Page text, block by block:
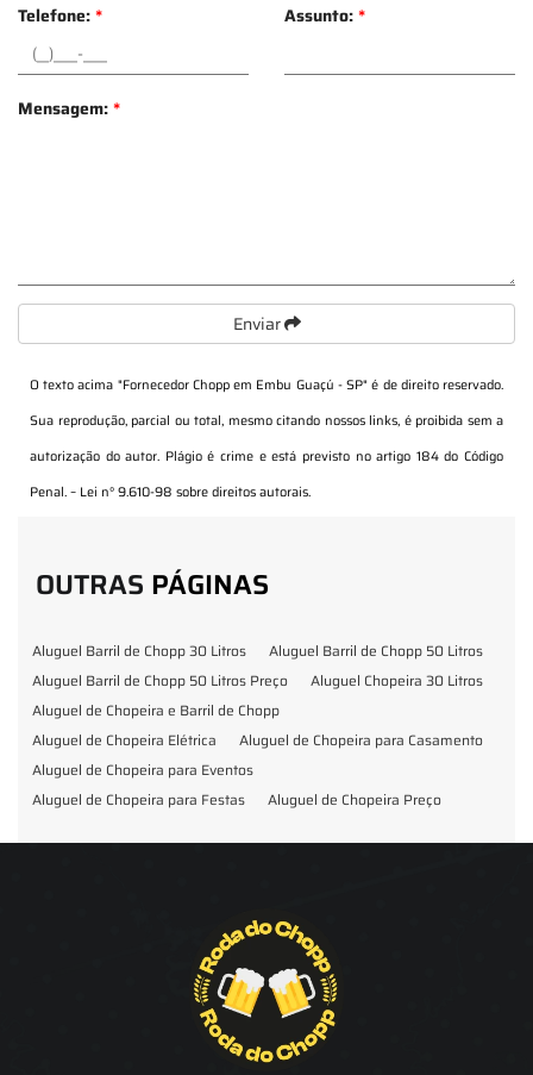
Telefone:* Assunto:*
Mensagem:*
Enviar
O texto acima "Fornecedor Chopp em Embu Guaçú - SP" é de direito reservado.
Sua reprodução, parcial ou total, mesmo citando nossos links, é proibida sem a
autorização do autor. Plágio é crime e está previsto no artigo 184 do Código
Penal. – Lei n° 9.610-98 sobre direitos autorais.
OUTRAS PÁGINAS
Aluguel Barril de Chopp 30 Litros
Aluguel Barril de Chopp 50 Litros
Aluguel Barril de Chopp 50 Litros Preço
Aluguel Chopeira 30 Litros
Aluguel de Chopeira e Barril de Chopp
Aluguel de Chopeira Elétrica
Aluguel de Chopeira para Casamento
Aluguel de Chopeira para Eventos
Aluguel de Chopeira para Festas
Aluguel de Chopeira Preço
Chopp Festas e Eventos
Chopp Pilsen
Fornecedor Barril de Chopp
Fornecedor de Barril de Chopp
Chopeira
Aluguel de Choperia para Confraternização
Locação Chopp